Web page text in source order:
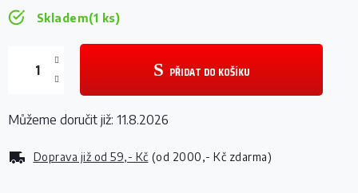
Skladem(1 ks)
Doprava již od 59,- Kč (od 2000,- Kč zdarma)
PŘIDAT DO KOŠÍKU
Můžeme doručit již: 11.8.2026